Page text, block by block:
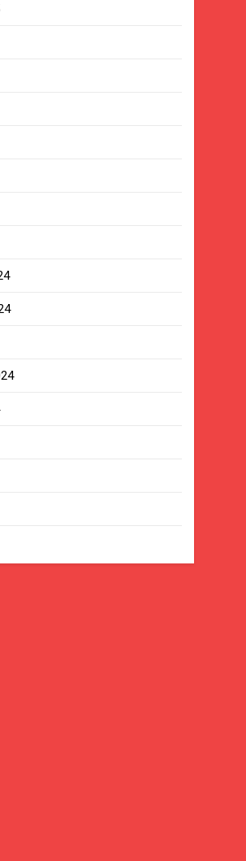
KMP Mutiara
Dinilai
Prosedur